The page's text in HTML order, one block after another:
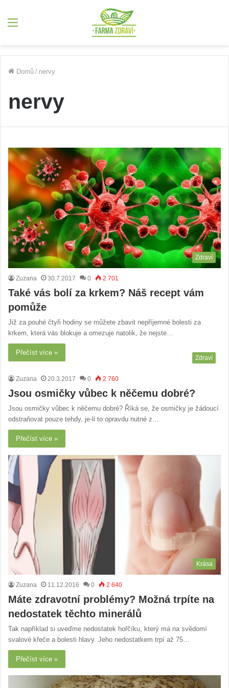
Domů / nervy
nervy
Zdraví
Zuzana 30.7.2017 0 2 701
Také vás bolí za krkem? Náš recept vám
pomůže
Již za pouhé čtyři hodiny se můžete zbavit nepříjemné bolesti za
krkem, která vás blokuje a omezuje natolik, že nejste…
Přečíst více »
Zdraví
Zuzana 20.3.2017 0 2 760
Jsou osmičky vůbec k něčemu dobré?
Jsou osmičky vůbec k něčemu dobré? Říká se, že osmičky je žádoucí
odstraňovat pouze tehdy, je-li to opravdu nutné z…
Přečíst více »
Krása
Zuzana 11.12.2016 0 2 640
Máte zdravotní problémy? Možná trpíte na
nedostatek těchto minerálů
Tak například si uveďme nedostatek hořčíku, který má na svědomí
svalové křeče a bolesti hlavy. Jeho nedostatkem trpí až 75…
Přečíst více »